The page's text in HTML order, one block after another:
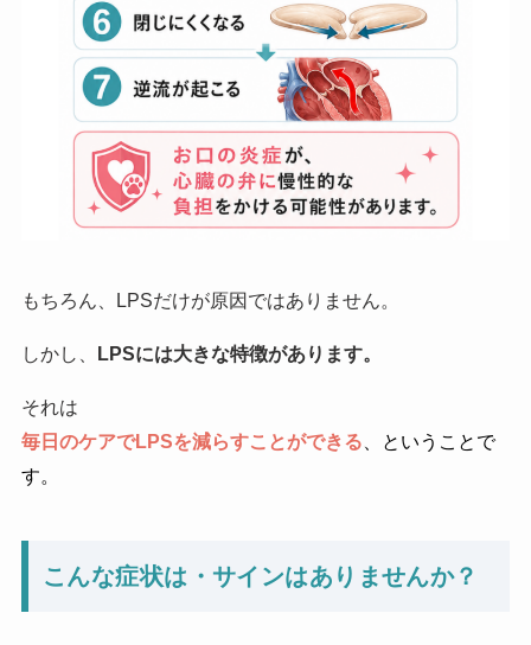
もちろん、LPSだけが原因ではありません。
しかし、 LPSには大きな特徴があります。
それは
毎日のケアでLPSを減らすことができる 、ということで
す。
こんな症状は・サインはありませんか？